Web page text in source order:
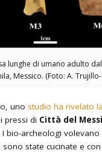
lunghe di umano adulto
Messico. (Foto: A.
uno studio ha rivelato
pressi di Città del
I bio-archeologi volevano
state cucinate e con